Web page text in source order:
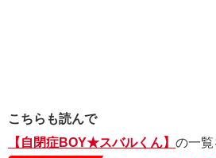
こちらも読んで
【自閉症BOY★スバルくん】 の一覧